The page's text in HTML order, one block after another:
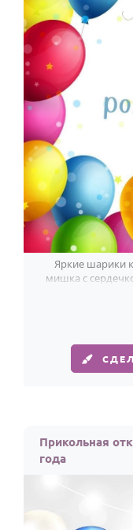
Яркие шарики
мишка с
Прикольная
года